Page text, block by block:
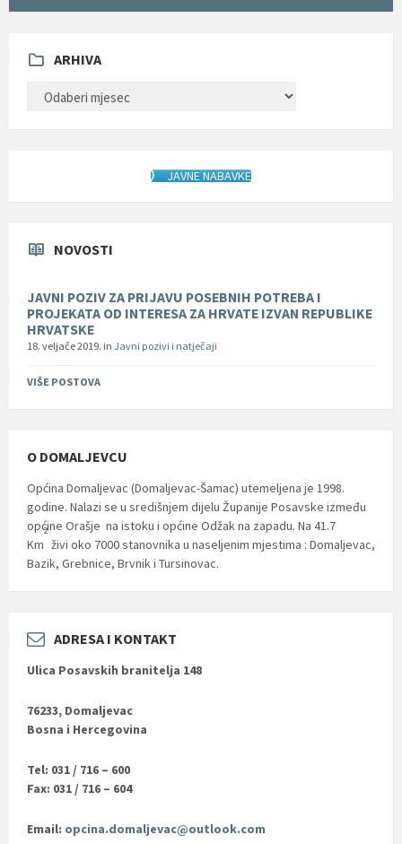
ARHIVA
JAVNE NABAVKE
NOVOSTI
JAVNI POZIV ZA PRIJAVU POSEBNIH POTREBA I
PROJEKATA OD INTERESA ZA HRVATE IZVAN REPUBLIKE
HRVATSKE
18. veljače 2019. in Javni pozivi i natječaji
VIŠE POSTOVA
O DOMALJEVCU
Općina Domaljevac (Domaljevac-Šamac) utemeljena je 1998.
godine. Nalazi se u središnjem dijelu Županije Posavske između
općine Orašje na istoku i općine Odžak na zapadu. Na 41.7
Km
2
živi oko 7000 stanovnika u naseljenim mjestima : Domaljevac,
Bazik, Grebnice, Brvnik i Tursinovac.
ADRESA I KONTAKT
Ulica Posavskih branitelja 148
76233, Domaljevac
Bosna i Hercegovina
Tel: 031 / 716 – 600
Fax: 031 / 716 – 604
Email: opcina.domaljevac@outlook.com